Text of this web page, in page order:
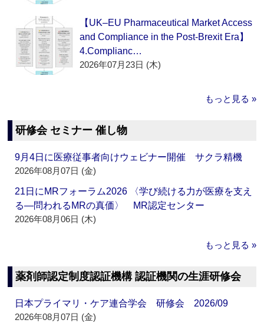
【UK–EU Pharmaceutical Market Access
and Compliance in the Post-Brexit Era】
4.Complianc…
2026年07月23日 (木)
もっと見る »
研修会 セミナー 催し物
9月4日に医療従事者向けウェビナー開催 サクラ精機
2026年08月07日 (金)
21日にMRフォーラム2026 〈学び続ける力が医療を支え
る―問われるMRの真価〉 MR認定センター
2026年08月06日 (木)
もっと見る »
薬剤師認定制度認証機構 認証機関の生涯研修会
日本プライマリ・ケア連合学会 研修会 2026/09
2026年08月07日 (金)